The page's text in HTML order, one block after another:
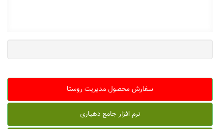
سفارش محصول مدیریت روستا
نرم افزار جامع دهیاری